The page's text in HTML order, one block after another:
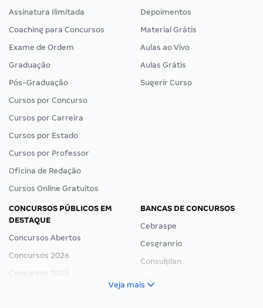
Assinatura Ilimitada
Coaching para Concursos
Exame de Ordem
Graduação
Pós-Graduação
Cursos por Concurso
Cursos por Carreira
Cursos por Estado
Cursos por Professor
Oficina de Redação
Cursos Online Gratuitos
Depoimentos
Material Grátis
Aulas ao Vivo
Aulas Grátis
Sugerir Curso
CONCURSOS PÚBLICOS EM
DESTAQUE
Concursos Abertos
Concursos 2026
Concursos 2025
BANCAS DE CONCURSOS
Cebraspe
Cesgranrio
Consulplan
Veja mais